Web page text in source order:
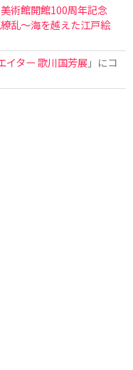
術館開館100周年記念
乱〜海を越えた江戸絵
イター 歌川国芳展 」にコ